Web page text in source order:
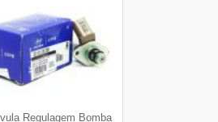
Regulagem Bomba